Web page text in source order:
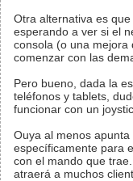
Otra alternativa es
esperando a ver si el
consola (o una mejora
comenzar con las
Pero bueno, dada la
teléfonos y tablets,
funcionar con un
Ouya al menos
específicamente para
con el mando que
atraerá a muchos